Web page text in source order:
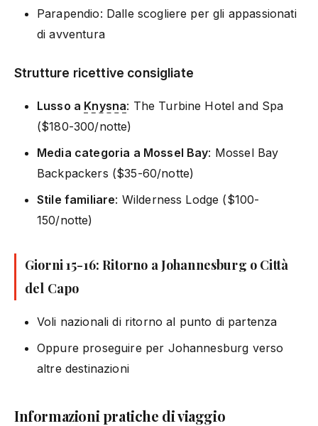
Parapendio: Dalle scogliere per gli appassionati
di avventura
Strutture ricettive consigliate
Lusso a Knysna: The Turbine Hotel and Spa
($180-300/notte)
Media categoria a Mossel Bay: Mossel Bay
Backpackers ($35-60/notte)
Stile familiare: Wilderness Lodge ($100-
150/notte)
Giorni 15-16: Ritorno a Johannesburg o Città
del Capo
Voli nazionali di ritorno al punto di partenza
Oppure proseguire per Johannesburg verso
altre destinazioni
Informazioni pratiche di viaggio